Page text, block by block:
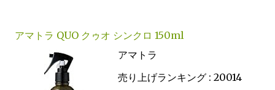
アマトラ QUO クゥオ シンクロ 150ml
アマトラ
売り上げランキング : 20014